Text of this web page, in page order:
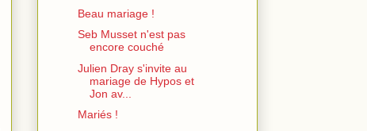
Beau mariage !
Seb Musset n'est pas
encore couché
Julien Dray s'invite au
mariage de Hypos et
Jon av...
Mariés !